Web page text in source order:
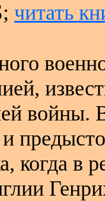
читать
войны.
когда в